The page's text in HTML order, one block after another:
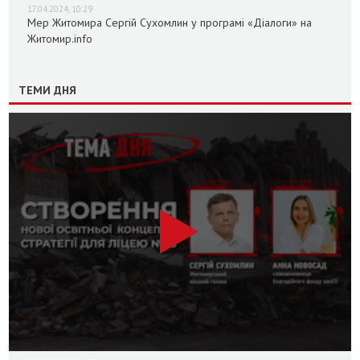
17.04.2024, 10:29
Мер Житомира Сергій Сухомлин у програмі «Діалоги» на
Житомир.info
ТЕМИ ДНЯ